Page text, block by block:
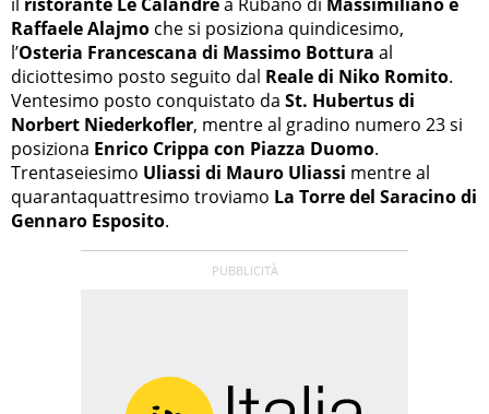
Raffaele Alajmo che si posiziona quindicesimo,
l’Osteria Francescana di Massimo Bottura al
diciottesimo posto seguito dal Reale di Niko Romito.
Ventesimo posto conquistato da St. Hubertus di
Norbert Niederkofler, mentre al gradino numero 23 si
posiziona Enrico Crippa con Piazza Duomo.
Trentaseiesimo Uliassi di Mauro Uliassi mentre al
quarantaquattresimo troviamo La Torre del Saracino di
Gennaro Esposito.